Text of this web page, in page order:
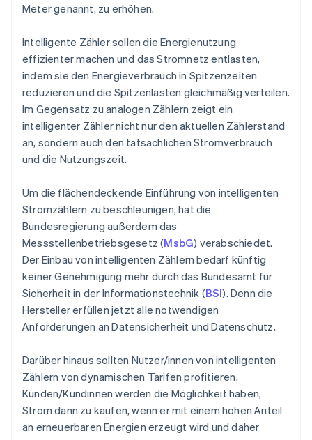
Meter genannt, zu erhöhen.
Intelligente Zähler sollen die Energienutzung
effizienter machen und das Stromnetz entlasten,
indem sie den Energieverbrauch in Spitzenzeiten
reduzieren und die Spitzenlasten gleichmäßig verteilen.
Im Gegensatz zu analogen Zählern zeigt ein
intelligenter Zähler nicht nur den aktuellen Zählerstand
an, sondern auch den tatsächlichen Stromverbrauch
und die Nutzungszeit.
Um die flächendeckende Einführung von intelligenten
Stromzählern zu beschleunigen, hat die
Bundesregierung außerdem das
Messstellenbetriebsgesetz (MsbG) verabschiedet.
Der Einbau von intelligenten Zählern bedarf künftig
keiner Genehmigung mehr durch das Bundesamt für
Sicherheit in der Informationstechnik (BSI). Denn die
Hersteller erfüllen jetzt alle notwendigen
Anforderungen an Datensicherheit und Datenschutz.
Darüber hinaus sollten Nutzer/innen von intelligenten
Zählern von dynamischen Tarifen profitieren.
Kunden/Kundinnen werden die Möglichkeit haben,
Strom dann zu kaufen, wenn er mit einem hohen Anteil
an erneuerbaren Energien erzeugt wird und daher